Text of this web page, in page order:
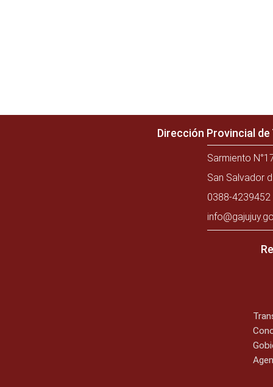
Dirección Provincial
Sarmiento
San Salvador
0388-